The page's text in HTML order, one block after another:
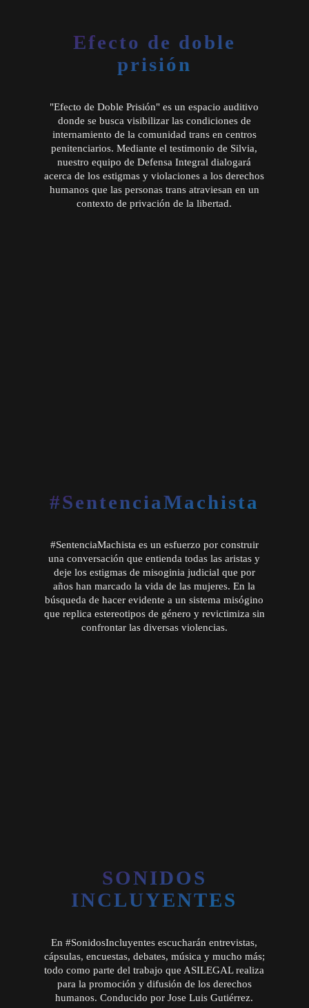
Efecto de doble
prisión
"Efecto de Doble Prisión" es un espacio auditivo
donde se busca visibilizar las condiciones de
internamiento de la comunidad trans en centros
penitenciarios. Mediante el testimonio de Silvia,
nuestro equipo de Defensa Integral dialogará
acerca de los estigmas y violaciones a los derechos
humanos que las personas trans atraviesan en un
contexto de privación de la libertad.
#SentenciaMachista
#SentenciaMachista es un esfuerzo por construir
una conversación que entienda todas las aristas y
deje los estigmas de misoginia judicial que por
años han marcado la vida de las mujeres. En la
búsqueda de hacer evidente a un sistema misógino
que replica estereotipos de género y revictimiza sin
confrontar las diversas violencias.
SONIDOS
INCLUYENTES
En #SonidosIncluyentes escucharán entrevistas,
cápsulas, encuestas, debates, música y mucho más;
todo como parte del trabajo que ASILEGAL realiza
para la promoción y difusión de los derechos
humanos. Conducido por Jose Luis Gutiérrez.